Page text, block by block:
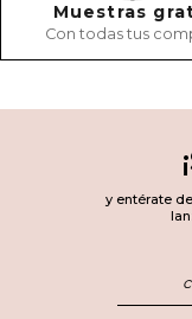
Muestras
Con todas tus
y entérate